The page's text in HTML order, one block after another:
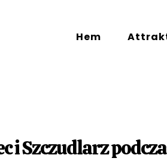
Hem
i Szczudlarz